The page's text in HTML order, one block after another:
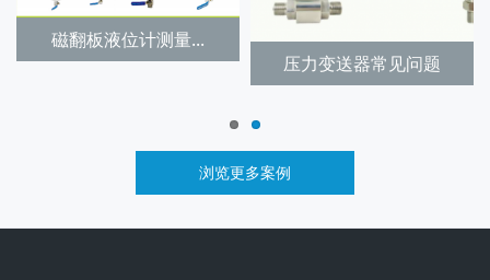
磁翻板液位计测量...
压力变送器常见问题
浏览更多案例